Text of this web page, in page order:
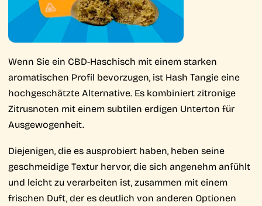
Wenn Sie ein CBD-Haschisch mit einem starken
aromatischen Profil bevorzugen, ist Hash Tangie eine
hochgeschätzte Alternative. Es kombiniert zitronige
Zitrusnoten mit einem subtilen erdigen Unterton für
Ausgewogenheit.
Diejenigen, die es ausprobiert haben, heben seine
geschmeidige Textur hervor, die sich angenehm anfühlt
und leicht zu verarbeiten ist, zusammen mit einem
frischen Duft, der es deutlich von anderen Optionen